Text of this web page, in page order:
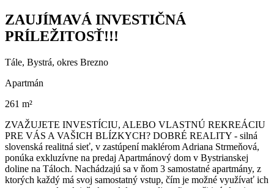
ZAUJÍMAVÁ INVESTIČNÁ
PRÍLEŽITOSŤ!!!
Tále, Bystrá, okres Brezno
Apartmán
261 m²
ZVAŽUJETE INVESTÍCIU, ALEBO VLASTNÚ REKREÁCIU
PRE VÁS A VAŠICH BLÍZKYCH? DOBRÉ REALITY - silná
slovenská realitná sieť, v zastúpení maklérom Adriana Strmeňová,
ponúka exkluzívne na predaj Apartmánový dom v Bystrianskej
doline na Táloch. Nachádzajú sa v ňom 3 samostatné apartmány, z
ktorých každý má svoj samostatný vstup, čím je možné využívať ich